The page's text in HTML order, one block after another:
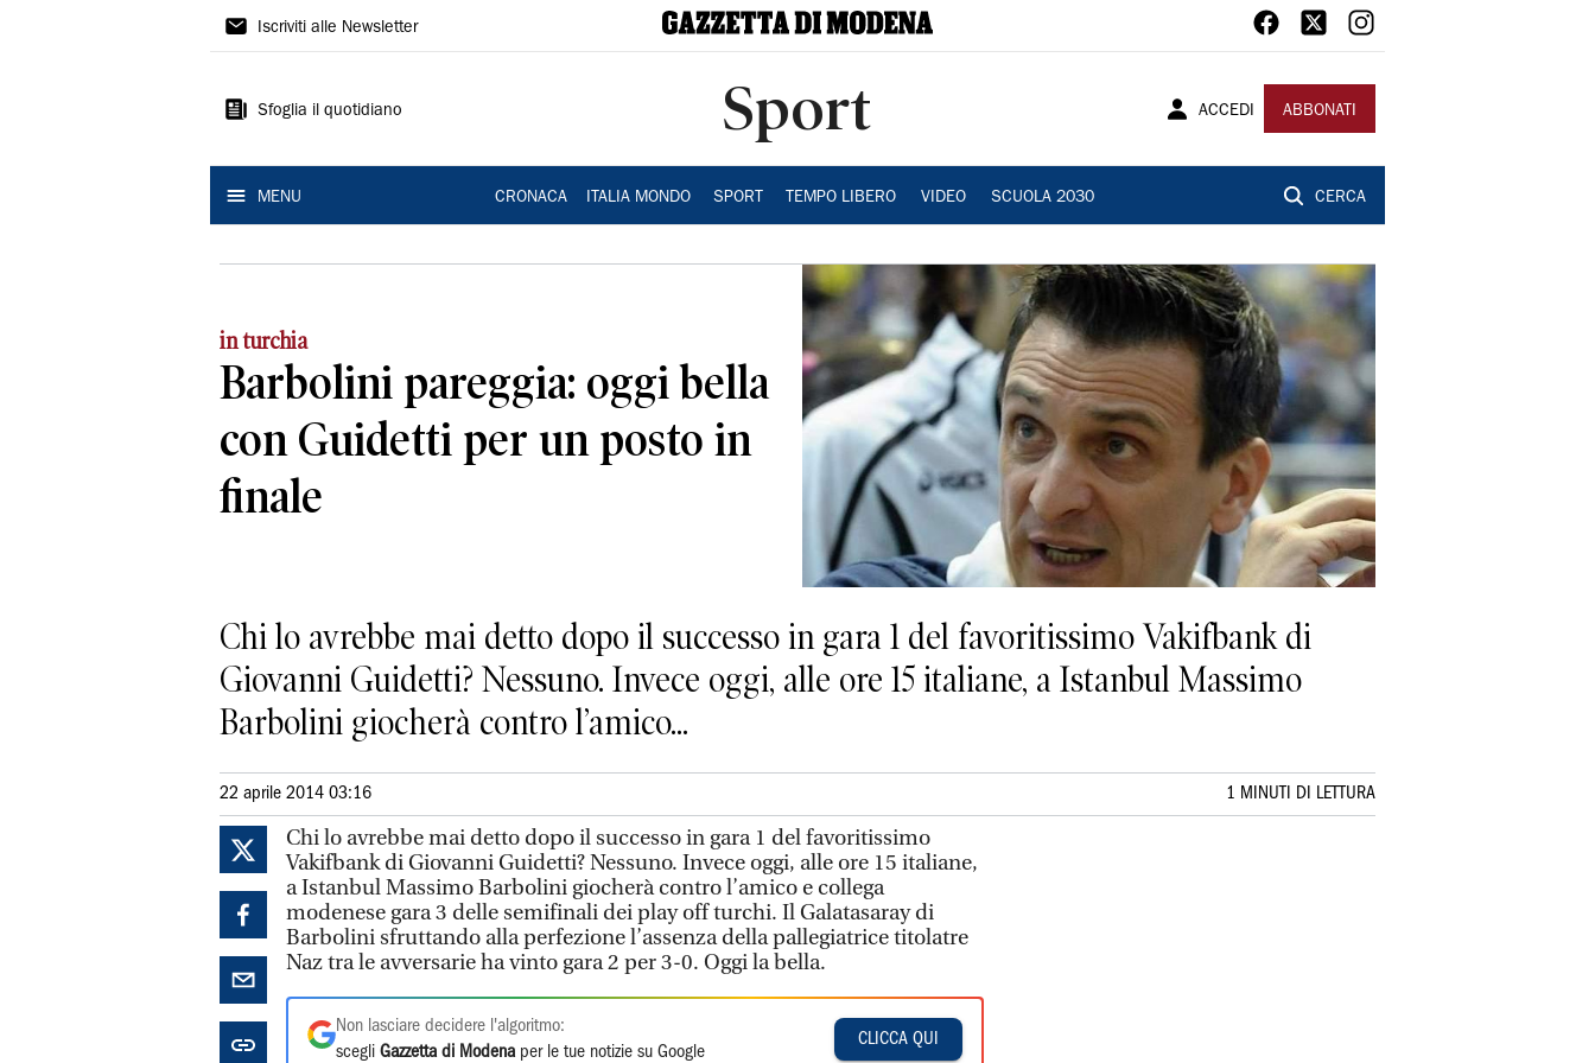
Gazzetta
Modena
Iscriviti alle Newsletter
Sfoglia il quotidiano Sport ACCEDI ABBONATI
MENU CRONACA ITALIA MONDO SPORT TEMPO LIBERO VIDEO SCUOLA 2030 CERCA
in turchia
Barbolini pareggia: oggi bella
con Guidetti per un posto in
finale
Chi lo avrebbe mai detto dopo il successo in gara 1 del favoritissimo Vakifbank di
Giovanni Guidetti? Nessuno. Invece oggi, alle ore 15 italiane, a Istanbul Massimo
Barbolini giocherà contro l’amico...
22 aprile 2014 03:16 1 MINUTI DI LETTURA
Chi lo avrebbe mai detto dopo il successo in gara 1 del favoritissimo
Vakifbank di Giovanni Guidetti? Nessuno. Invece oggi, alle ore 15 italiane,
a Istanbul Massimo Barbolini giocherà contro l’amico e collega
modenese gara 3 delle semifinali dei play off turchi. Il Galatasaray di
Barbolini sfruttando alla perfezione l’assenza della pallegiatrice titolatre
Naz tra le avversarie ha vinto gara 2 per 3-0. Oggi la bella.
Non lasciare decidere l'algoritmo:
scegli Gazzetta di Modena per le tue notizie su Google
CLICCA QUI